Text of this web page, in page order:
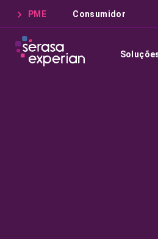
PME Consumidor